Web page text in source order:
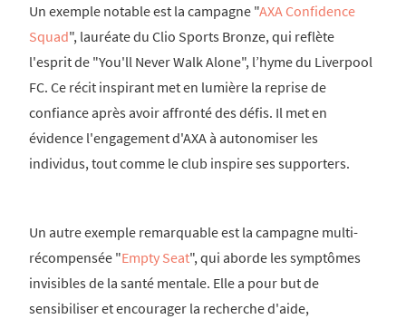
Un exemple notable est la campagne "AXA Confidence
Squad", lauréate du Clio Sports Bronze, qui reflète
l'esprit de "You'll Never Walk Alone", l’hyme du Liverpool
FC. Ce récit inspirant met en lumière la reprise de
confiance après avoir affronté des défis. Il met en
évidence l'engagement d'AXA à autonomiser les
individus, tout comme le club inspire ses supporters.
Un autre exemple remarquable est la campagne multi-
récompensée "Empty Seat", qui aborde les symptômes
invisibles de la santé mentale. Elle a pour but de
sensibiliser et encourager la recherche d'aide,